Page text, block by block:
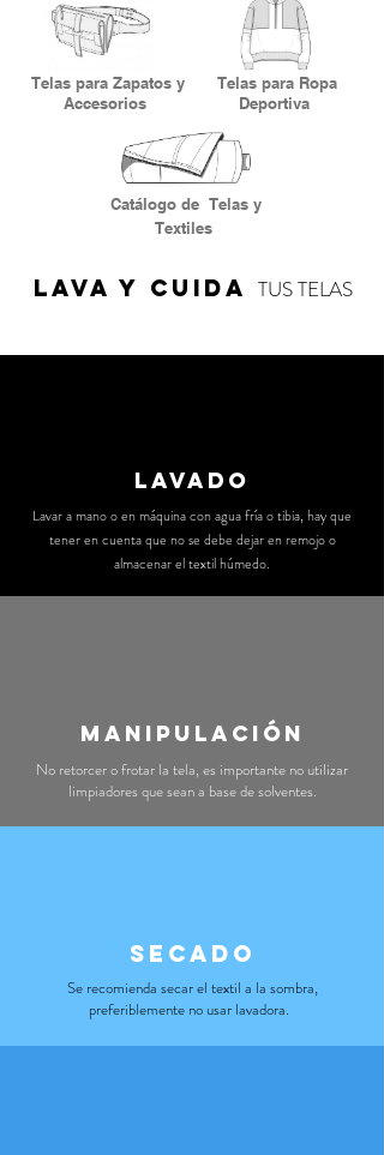
COMPRA SEGURA I
COMPRA SEGURA I
SUMMER TRENDS I
SUMMER TRENDS I
Telas para Ropa
Deportiva
Telas para Zapatos y
Accesorios
Catálogo de Telas y
Textiles
Lava y cuida TUS TELAS
lavado
Lavar a mano o en máquina con agua fría o tibia, hay que
tener en cuenta que no se debe dejar en remojo o
almacenar el textil húmedo.
manipulación
No retorcer o frotar la tela, es importante no utilizar
limpiadores que sean a base de solventes.
secado
Se recomienda secar el textil a la sombra,
preferiblemente no usar lavadora.